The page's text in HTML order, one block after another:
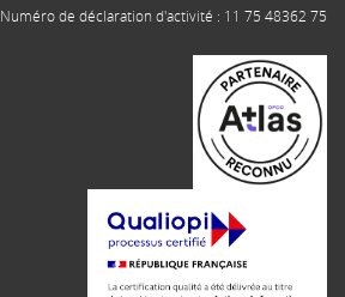
Numéro de déclaration d'activité : 11 75 48362 75